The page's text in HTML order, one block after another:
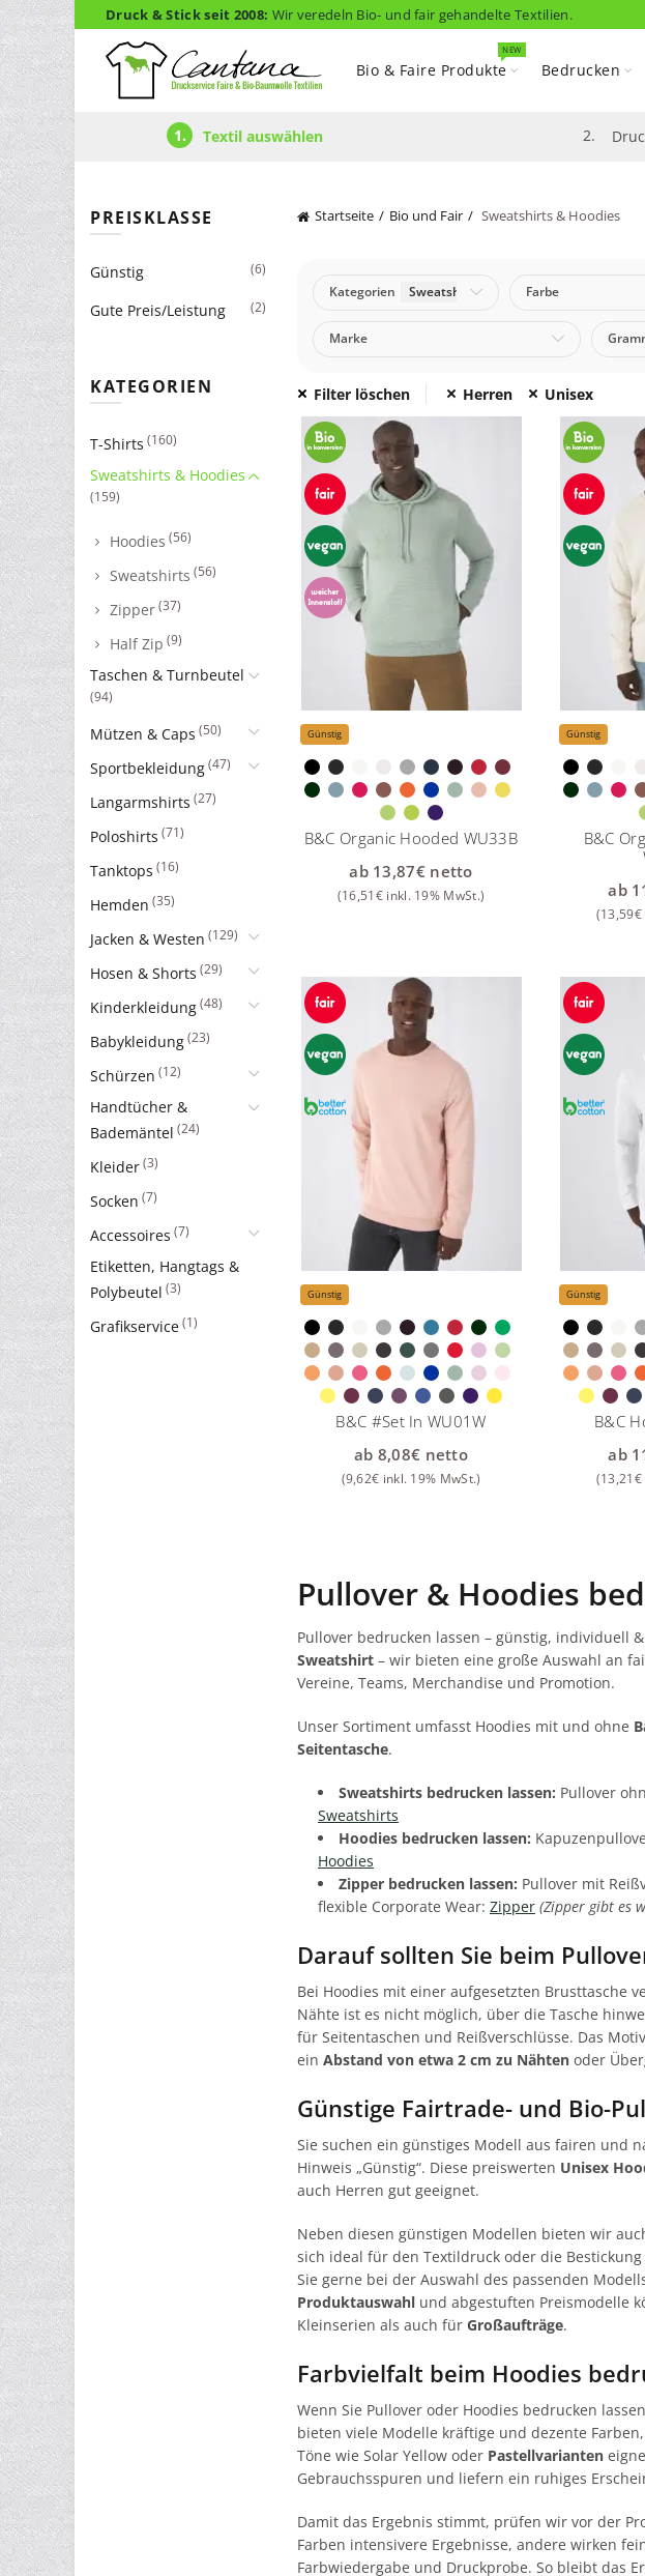
Druck & Stick seit 2008: Wir veredeln Bio- und fair gehandelte Textilien.
Bio & Faire Produkte
NEW
Bedrucken
1. Textil auswählen 2.
Startseite Bio und Fair Sweatshirts & Hoodies
Kategorien Sweatshirts & HoodiesFarbe
Marke
Filter löschen Herren Unisex
Günstig
B&C Organic Hooded WU33B
ab 13,87€netto
(16,51€ inkl. 19% MwSt.)
Günstig
B&C
ab
(13,59€
Günstig
B&C #Set In WU01W
ab 8,08€ netto
(9,62€ inkl. 19% MwSt.)
Günstig
B&C
ab
(13,21€
Pullover & Hoodies
Pullover bedrucken lassen – günstig, individuell
Sweatshirt – wir bieten eine große Auswahl an
Vereine, Teams, Merchandise und Promotion.
Unser Sortiment umfasst Hoodies mit und ohne
Seitentasche.
Sweatshirts bedrucken lassen: Pullover
Sweatshirts
Hoodies bedrucken lassen:
Hoodies
Zipper bedrucken lassen: Pullover mit
flexible Corporate Wear: Zipper (Zipper gibt es
Darauf sollten Sie beim
Bei Hoodies mit einer aufgesetzten Brusttasche
Nähte ist es nicht möglich, über die Tasche
für Seitentaschen und Reißverschlüsse. Das
ein Abstand von etwa 2 cm zu Nähten oder
Günstige Fairtrade- und Bio-
Sie suchen ein günstiges Modell aus fairen und
Hinweis „Günstig“. Diese preiswerten Unisex
auch Herren gut geeignet.
Neben diesen günstigen Modellen bieten wir
sich ideal für den Textildruck oder die
Sie gerne bei der Auswahl des passenden
Produktauswahl und abgestuften Preismodelle
Kleinserien als auch für Großaufträge.
Farbvielfalt beim Hoodies
Wenn Sie Pullover oder Hoodies bedrucken
bieten viele Modelle kräftige und dezente
Töne wie Solar Yellow oder Pastellvarianten
Gebrauchsspuren und liefern ein ruhiges
Damit das Ergebnis stimmt, prüfen wir vor der
Farben intensivere Ergebnisse, andere wirken
Farbwiedergabe und Druckprobe. So bleibt das
PREISKLASSE
Günstig (6)
Gute Preis/Leistung (2)
KATEGORIEN
T-Shirts (160)
Sweatshirts & Hoodies
(159)
Hoodies (56)
Sweatshirts (56)
Zipper(37)
Half Zip (9)
Taschen & Turnbeutel
(94)
Mützen & Caps (50)
Sportbekleidung(47)
Langarmshirts (27)
Poloshirts (71)
Tanktops (16)
Hemden (35)
Jacken & Westen (129)
Hosen & Shorts (29)
Kinderkleidung(48)
Babykleidung(23)
Schürzen (12)
Handtücher &
Bademäntel (24)
Kleider(3)
Socken (7)
Accessoires (7)
Etiketten, Hangtags &
Polybeutel (3)
Grafikservice(1)